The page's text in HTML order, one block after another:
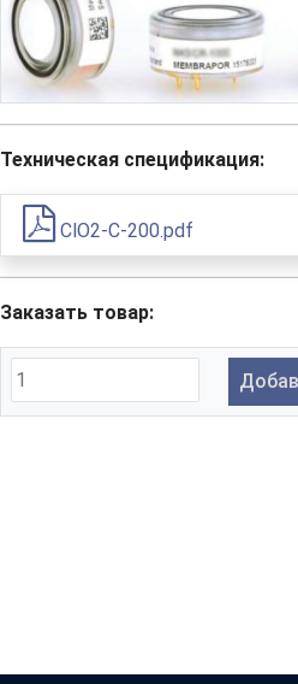
Техническая спецификация:
ClO2-C-200.pdf
Заказать товар: